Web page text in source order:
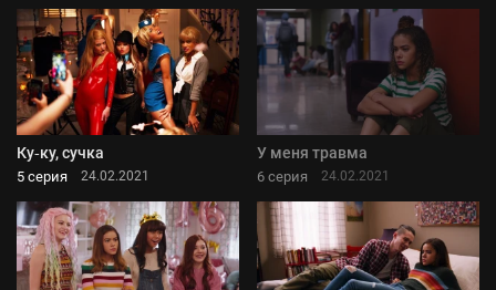
Ку‑ку, сучка
5 серия 24.02.2021
У меня травма
6 серия 24.02.2021